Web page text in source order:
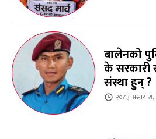
बालेनको
के सरकारी
संस्था हुन् ?
२०८३ असार